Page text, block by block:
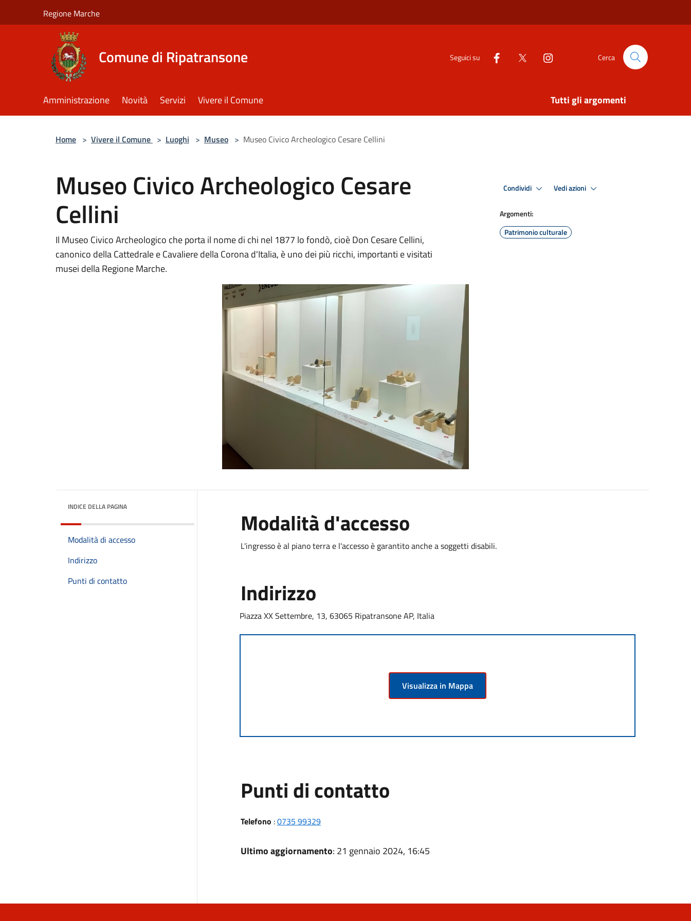
Regione Marche
Comune di Ripatransone Seguici su Cerca
Amministrazione Novità Servizi Vivere il Comune Tutti gli argomenti
Home > Vivere il Comune > Luoghi > Museo > Museo Civico Archeologico Cesare Cellini
Museo Civico Archeologico Cesare
Cellini
Il Museo Civico Archeologico che porta il nome di chi nel 1877 lo fondò, cioè Don Cesare Cellini,
canonico della Cattedrale e Cavaliere della Corona d'Italia, è uno dei più ricchi, importanti e visitati
musei della Regione Marche.
Condividi Vedi azioni
Argomenti:
Patrimonio culturale
INDICE DELLA PAGINA
Modalità di accesso
Indirizzo
Punti di contatto
Modalità d'accesso
L'ingresso è al piano terra e l'accesso è garantito anche a soggetti disabili.
Indirizzo
Piazza XX Settembre, 13, 63065 Ripatransone AP, Italia
Visualizza in Mappa
Punti di contatto
Telefono :0735 99329
Ultimo aggiornamento: 21 gennaio 2024, 16:45